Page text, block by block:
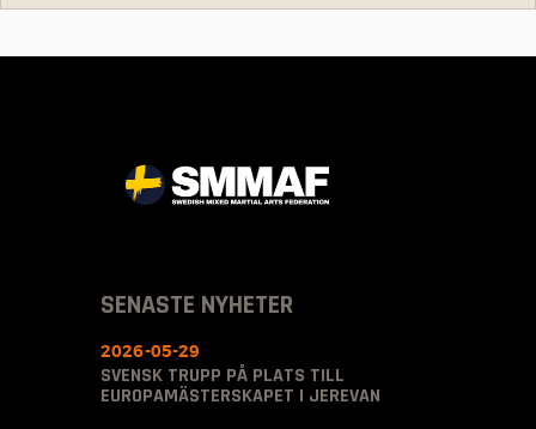
SENASTE NYHETER
SVENSK TRUPP PÅ PLATS TILL
EUROPAMÄSTERSKAPET I JEREVAN
2026-05-29